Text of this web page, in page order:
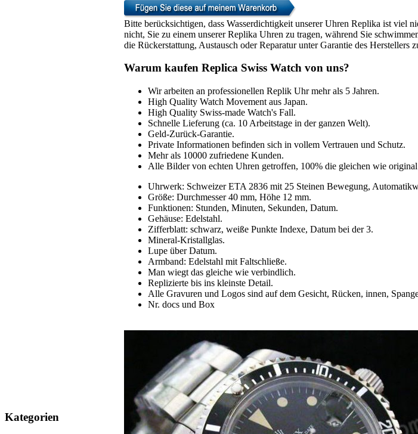
Kategorien
Bitte berücksichtigen, dass Wasserdichtigkeit unserer Uhren Replika ist viel
nicht, Sie zu einem unserer Replika Uhren zu tragen, während Sie
die Rückerstattung, Austausch oder Reparatur unter Garantie des Herstellers
Warum kaufen Replica Swiss Watch von uns?
Wir arbeiten an professionellen Replik Uhr mehr als 5 Jahren.
High Quality Watch Movement aus Japan.
High Quality Swiss-made Watch's Fall.
Schnelle Lieferung (ca. 10 Arbeitstage in der ganzen Welt).
Geld-Zurück-Garantie.
Private Informationen befinden sich in vollem Vertrauen und Schutz.
Mehr als 10000 zufriedene Kunden.
Alle Bilder von echten Uhren getroffen, 100% die gleichen wie
Uhrwerk: Schweizer ETA 2836 mit 25 Steinen Bewegung,
Größe: Durchmesser 40 mm, Höhe 12 mm.
Funktionen: Stunden, Minuten, Sekunden, Datum.
Gehäuse: Edelstahl.
Zifferblatt: schwarz, weiße Punkte Indexe, Datum bei der 3.
Mineral-Kristallglas.
Lupe über Datum.
Armband: Edelstahl mit Faltschließe.
Man wiegt das gleiche wie verbindlich.
Replizierte bis ins kleinste Detail.
Alle Gravuren und Logos sind auf dem Gesicht, Rücken, innen,
Nr. docs und Box